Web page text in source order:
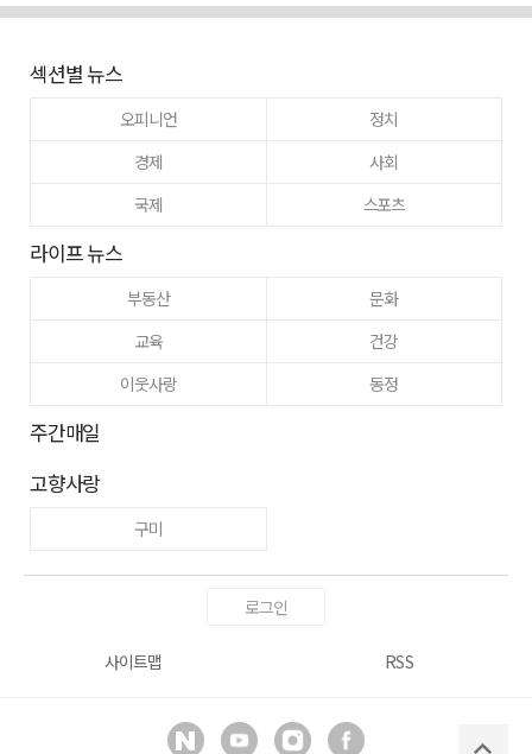
섹션별 뉴스
오피니언
정치
경제
사회
국제
스포츠
라이프 뉴스
부동산
문화
교육
건강
이웃사랑
동정
주간매일
고향사랑
구미
로그인
사이트맵 RSS